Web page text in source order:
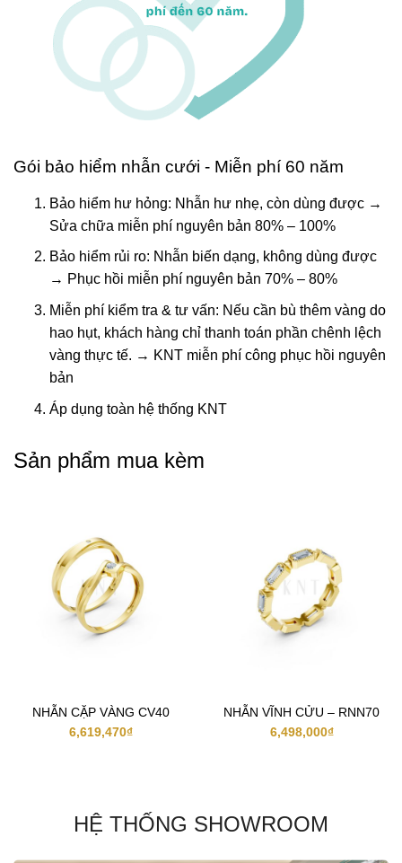
Gói bảo hiểm nhẫn cưới - Miễn phí 60 năm
Bảo hiểm hư hỏng: Nhẫn hư nhẹ, còn dùng được →
Sửa chữa miễn phí nguyên bản 80% – 100%
Bảo hiểm rủi ro: Nhẫn biến dạng, không dùng được
→ Phục hồi miễn phí nguyên bản 70% – 80%
Miễn phí kiểm tra & tư vấn: Nếu cần bù thêm vàng do
hao hụt, khách hàng chỉ thanh toán phần chênh lệch
vàng thực tế. → KNT miễn phí công phục hồi nguyên
bản
Áp dụng toàn hệ thống KNT
Sản phẩm mua kèm
NHẪN CẶP VÀNG CV40
6,619,470₫
NHẪN VĨNH CỬU – RNN70
6,498,000₫
HỆ THỐNG SHOWROOM